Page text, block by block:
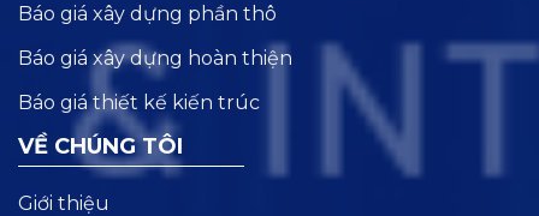
Báo giá xây dựng phần thô
Báo giá xây dựng hoàn thiện
Báo giá thiết kế kiến trúc
VỀ CHÚNG TÔI
Giới thiệu